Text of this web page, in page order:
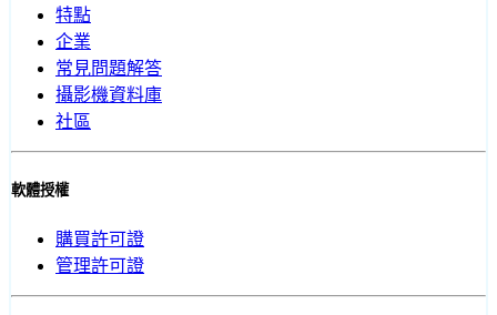
特點
企業
常見問題解答
攝影機資料庫
社區
軟體授權
購買許可證
管理許可證